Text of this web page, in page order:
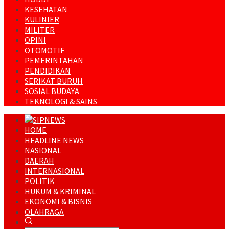
KESEHATAN
KULINIER
MILITER
OPINI
OTOMOTIF
PEMERINTAHAN
PENDIDIKAN
SERIKAT BURUH
SOSIAL BUDAYA
TEKNOLOGI & SAINS
HOME
HEADLINE NEWS
NASIONAL
DAERAH
INTERNASIONAL
POLITIK
HUKUM & KRIMINAL
EKONOMI & BISNIS
OLAHRAGA